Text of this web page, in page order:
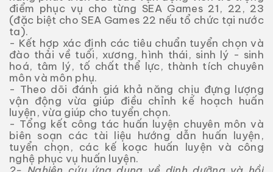
điểm phục vụ cho từng SEA Games 21, 22, 23
(đặc biệt cho SEA Games 22 nếu tổ chức tại nước
ta).
- Kết hợp xác định các tiêu chuẩn tuyển chọn và
đào thải về tuổi, xương, hình thái, sinh lý - sinh
hoá, tâm lý, tố chất thể lực, thành tích chuyên
môn và môn phụ.
- Theo dõi đánh giá khả năng chịu đựng lượng
vận động vừa giúp điều chỉnh kế hoạch huấn
luyện, vừa giúp cho tuyển chọn.
- Tổng kết công tác huấn luyện chuyên môn và
biên soạn các tài liệu hướng dẫn huấn luyện,
tuyển chọn, các kế koạc huấn luyện và công
nghệ phục vụ huấn luyện.